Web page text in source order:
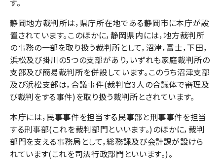
静岡地方裁判所は，県庁所在地である静岡市に本庁が設
置されています。このほかに，静岡県内には，地方裁判所
の事務の一部を取り扱う裁判所として，沼津，富士，下田，
浜松及び掛川の5つの支部があり，いずれも家庭裁判所の
支部及び簡易裁判所を併設しています。このうち沼津支部
及び浜松支部は，合議事件(裁判官3人の合議体で審理及
び裁判をする事件)を取り扱う裁判所とされています。
本庁には，民事事件を担当する民事部と刑事事件を担当
する刑事部(これを裁判部門といいます。)のほかに，裁判
部門を支える事務局として，総務課及び会計課が設けら
れています(これを司法行政部門といいます。)。